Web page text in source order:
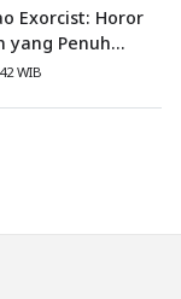
Exorcist: Horor
yang Penuh
WIB